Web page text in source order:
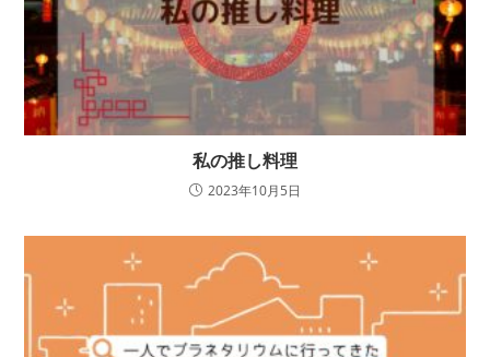
私の推し料理
2023年10月5日